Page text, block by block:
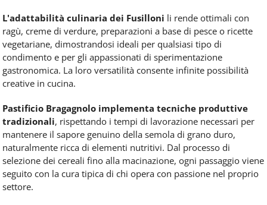
L'adattabilità culinaria dei Fusilloni li rende ottimali con
ragù, creme di verdure, preparazioni a base di pesce o ricette
vegetariane, dimostrandosi ideali per qualsiasi tipo di
condimento e per gli appassionati di sperimentazione
gastronomica. La loro versatilità consente infinite possibilità
creative in cucina.
Pastificio Bragagnolo implementa tecniche produttive
tradizionali, rispettando i tempi di lavorazione necessari per
mantenere il sapore genuino della semola di grano duro,
naturalmente ricca di elementi nutritivi. Dal processo di
selezione dei cereali fino alla macinazione, ogni passaggio viene
seguito con la cura tipica di chi opera con passione nel proprio
settore.